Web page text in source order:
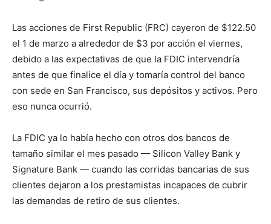
Las acciones de First Republic (FRC) cayeron de $122.50
el 1 de marzo a alrededor de $3 por acción el viernes,
debido a las expectativas de que la FDIC intervendría
antes de que finalice el día y tomaría control del banco
con sede en San Francisco, sus depósitos y activos. Pero
eso nunca ocurrió.
La FDIC ya lo había hecho con otros dos bancos de
tamaño similar el mes pasado — Silicon Valley Bank y
Signature Bank — cuando las corridas bancarias de sus
clientes dejaron a los prestamistas incapaces de cubrir
las demandas de retiro de sus clientes.